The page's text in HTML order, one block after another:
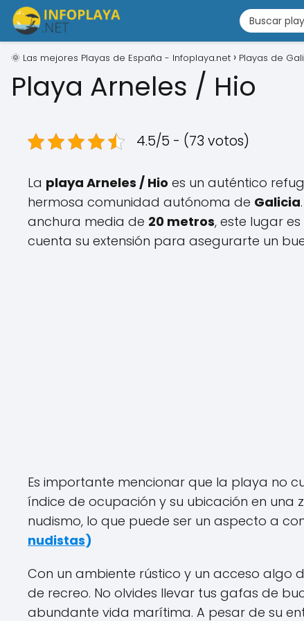
🌞 Las mejores Playas de España - Infoplaya.net Playas de
Playa Arneles / Hio
4.5/5 - (73 votos)
La playa Arneles / Hio es un auténtico
hermosa comunidad autónoma de Galicia
anchura media de 20 metros, este lugar
cuenta su extensión para asegurarte un
Es importante mencionar que la playa no
índice de ocupación y su ubicación en una
nudismo, lo que puede ser un aspecto a
nudistas)
Con un ambiente rústico y un acceso
de recreo. No olvides llevar tus gafas de
abundante vida marítima. A pesar de su